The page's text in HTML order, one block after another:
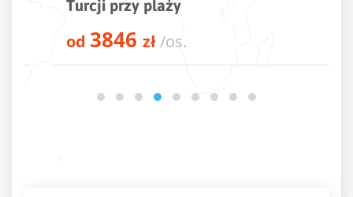
Turcji przy plaży
3846zł/os.